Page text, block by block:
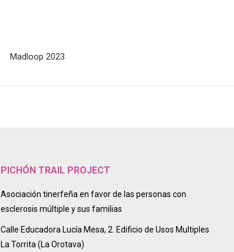
Madloop 2023
PICHÓN TRAIL PROJECT
Asociación tinerfeña en favor de las personas con
esclerosis múltiple y sus familias
Calle Educadora Lucía Mesa, 2. Edificio de Usos Multiples
La Torrita (La Orotava)